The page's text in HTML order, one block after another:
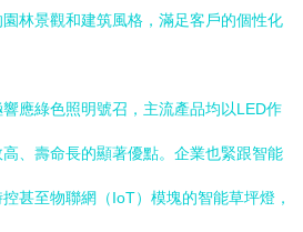
林景觀和建筑風格，滿足客戶的個性化
響應綠色照明號召，主流產品均以LED作
、壽命長的顯著優點。企業也緊跟智能
甚至物聯網（IoT）模塊的智能草坪燈，